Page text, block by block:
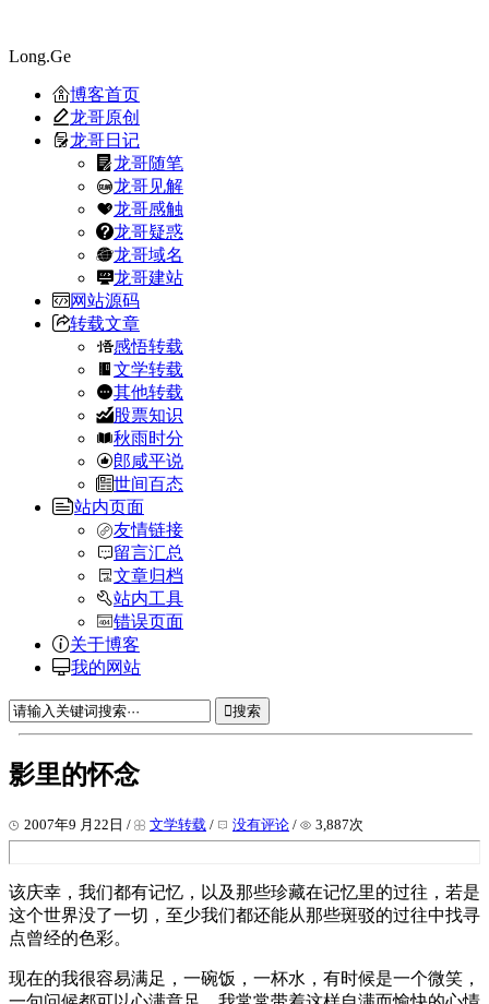
Long.Ge
博客首页
龙哥原创
龙哥日记
龙哥随笔
龙哥见解
龙哥感触
龙哥疑惑
龙哥域名
龙哥建站
网站源码
转载文章
感悟转载
文学转载
其他转载
股票知识
秋雨时分
郎咸平说
世间百态
站内页面
友情链接
留言汇总
文章归档
站内工具
错误页面
关于博客
我的网站
搜索
影里的怀念
2007年9 月22日 / 文学转载 / 没有评论 / 3,887次
该庆幸，我们都有记忆，以及那些珍藏在记忆里的过往，若是
这个世界没了一切，至少我们都还能从那些斑驳的过往中找寻
点曾经的色彩。
现在的我很容易满足，一碗饭，一杯水，有时候是一个微笑，